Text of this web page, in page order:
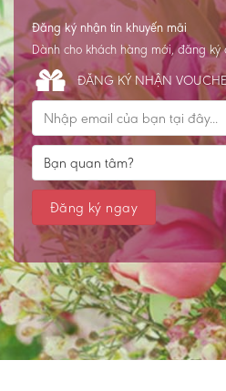
Đăng ký nhận tin khuyến mãi
Dành cho khách hàng mới, đăng
ĐĂNG KÝ NHẬN